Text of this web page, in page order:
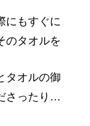
にもすぐに
のタオルを
タオルの御
さったり…